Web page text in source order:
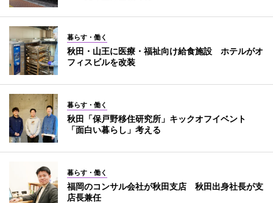
暮らす・働く
秋田・山王に医療・福祉向け給食施設 ホテルがオ
フィスビルを改装
暮らす・働く
秋田「保戸野移住研究所」キックオフイベント
「面白い暮らし」考える
暮らす・働く
福岡のコンサル会社が秋田支店 秋田出身社長が支
店長兼任